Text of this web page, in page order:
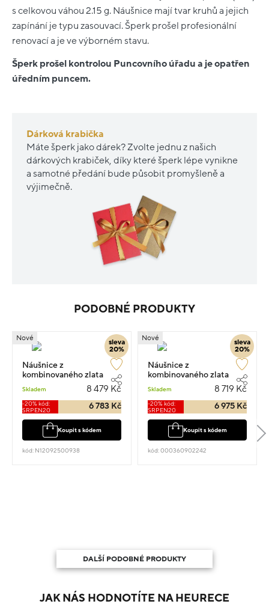
s celkovou váhou 2.15 g. Náušnice mají tvar kruhů a jejich
zapínání je typu zasouvací. Šperk prošel profesionální
renovací a je ve výborném stavu.
Šperk prošel kontrolou Puncovního úřadu a je opatřen
úředním puncem.
Dárková krabička
Máte šperk jako dárek? Zvolte jednu z našich
dárkových krabiček, díky které šperk lépe vynikne
a samotné předání bude působit promyšleně a
výjimečně.
PODOBNÉ PRODUKTY
sleva
20%
Nové
Náušnice z
kombinovaného zlata
Skladem 8 479 Kč
-20% kód:
SRPEN20
6 783 Kč
Koupit s kódem
kód: N12092500938
sleva
20%
Nové
Náušnice z
kombinovaného zlata
spirála 1.9cm 1.85g
Skladem 8 719 Kč
-20% kód:
SRPEN20
6 975 Kč
Koupit s kódem
kód: 000360902242
DALŠÍ PODOBNÉ PRODUKTY
JAK NÁS HODNOTÍTE NA HEURECE